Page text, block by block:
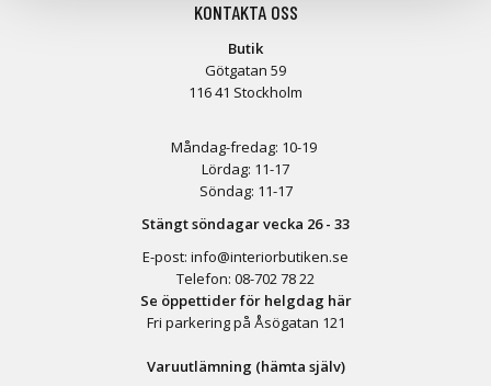
KONTAKTA OSS
Butik
Götgatan 59
116 41 Stockholm
Måndag-fredag: 10-19
Lördag: 11-17
Söndag: 11-17
Stängt söndagar vecka 26 - 33
E-post: info@interiorbutiken.se
Telefon: 08-702 78 22
Se öppettider för helgdag här
Fri parkering på Åsögatan 121
Varuutlämning (hämta själv)